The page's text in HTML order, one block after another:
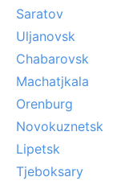
Saratov
Uljanovsk
Chabarovsk
Machatjkala
Orenburg
Novokuznetsk
Lipetsk
Tjeboksary